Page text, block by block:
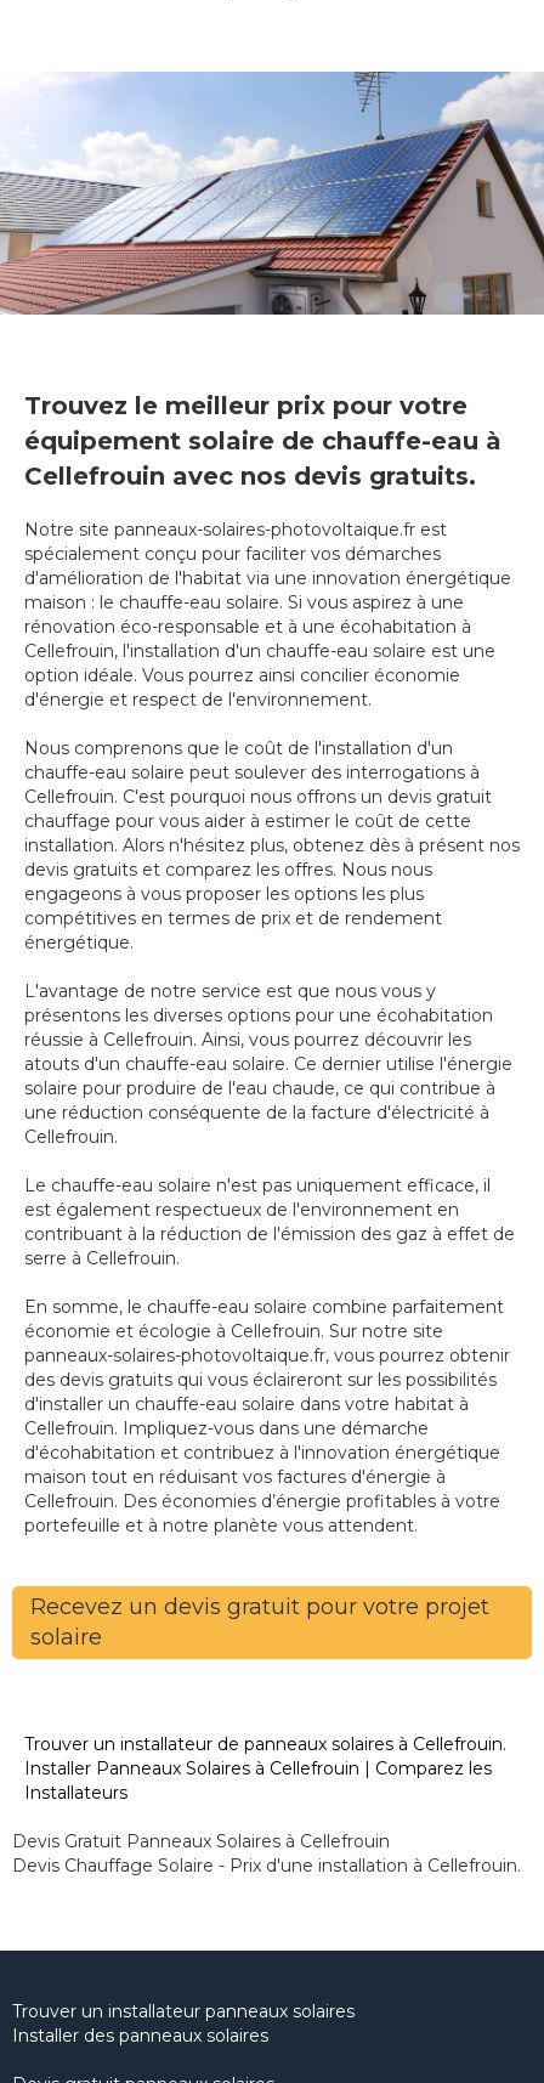
Trouvez le meilleur prix pour votre
équipement solaire de chauffe-eau à
Cellefrouin avec nos devis gratuits.
Notre site panneaux-solaires-photovoltaique.fr est
spécialement conçu pour faciliter vos démarches
d'amélioration de l'habitat via une innovation énergétique
maison : le chauffe-eau solaire. Si vous aspirez à une
rénovation éco-responsable et à une écohabitation à
Cellefrouin, l'installation d'un chauffe-eau solaire est une
option idéale. Vous pourrez ainsi concilier économie
d'énergie et respect de l'environnement.
Nous comprenons que le coût de l'installation d'un
chauffe-eau solaire peut soulever des interrogations à
Cellefrouin. C'est pourquoi nous offrons un devis gratuit
chauffage pour vous aider à estimer le coût de cette
installation. Alors n'hésitez plus, obtenez dès à présent nos
devis gratuits et comparez les offres. Nous nous
engageons à vous proposer les options les plus
compétitives en termes de prix et de rendement
énergétique.
L'avantage de notre service est que nous vous y
présentons les diverses options pour une écohabitation
réussie à Cellefrouin. Ainsi, vous pourrez découvrir les
atouts d'un chauffe-eau solaire. Ce dernier utilise l'énergie
solaire pour produire de l'eau chaude, ce qui contribue à
une réduction conséquente de la facture d'électricité à
Cellefrouin.
Le chauffe-eau solaire n'est pas uniquement efficace, il
est également respectueux de l'environnement en
contribuant à la réduction de l'émission des gaz à effet de
serre à Cellefrouin.
En somme, le chauffe-eau solaire combine parfaitement
économie et écologie à Cellefrouin. Sur notre site
panneaux-solaires-photovoltaique.fr, vous pourrez obtenir
des devis gratuits qui vous éclaireront sur les possibilités
d'installer un chauffe-eau solaire dans votre habitat à
Cellefrouin. Impliquez-vous dans une démarche
d'écohabitation et contribuez à l'innovation énergétique
maison tout en réduisant vos factures d'énergie à
Cellefrouin. Des économies d’énergie profitables à votre
portefeuille et à notre planète vous attendent.
Recevez un devis gratuit pour votre projet
solaire
Trouver un installateur de panneaux solaires à Cellefrouin.
Installer Panneaux Solaires à Cellefrouin | Comparez les
Installateurs
Devis Gratuit Panneaux Solaires à Cellefrouin
Devis Chauffage Solaire - Prix d'une installation à Cellefrouin.
Trouver un installateur panneaux solaires
Installer des panneaux solaires